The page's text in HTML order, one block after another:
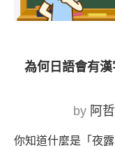
為何日語會有
by 阿哲
你知道什麼是「夜